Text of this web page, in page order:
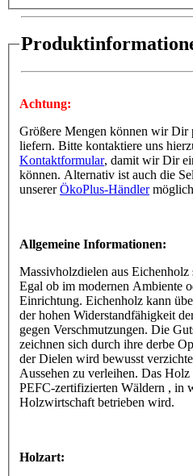
Achtung:
Größere Mengen können wir Dir
liefern. Bitte kontaktiere uns
Kontaktformular, damit wir Dir
können. Alternativ ist auch die
unsererÖkoPlus-Händler
Allgemeine Informationen:
Massivholzdielen aus Eichenholz
Egal ob im modernen Ambiente
Einrichtung. Eichenholz kann
der hohen Widerstandfähigkeit
gegen Verschmutzungen. Die
zeichnen sich durch ihre derbe
der Dielen wird bewusst
Aussehen zu verleihen. Das
PEFC-zertifizierten Wäldern , in
Holzwirtschaft betrieben wird.
Holzart: